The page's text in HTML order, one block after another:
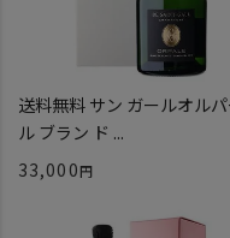
送料無料 サン ガールオルパ
ル ブラン ド ...
33,000